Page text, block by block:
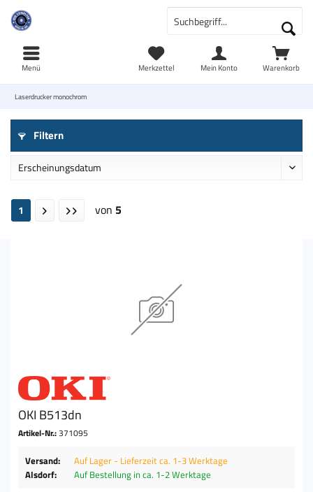
Warenkorb
Merkzettel Mein Konto
Menü
Laserdrucker monochrom
Filtern
1 von 5
OKI B513dn
Artikel-Nr.:371095
Versand:
Auf Lager - Lieferzeit ca. 1-3 Werktage
Alsdorf:
Auf Bestellung in ca. 1-2 Werktage